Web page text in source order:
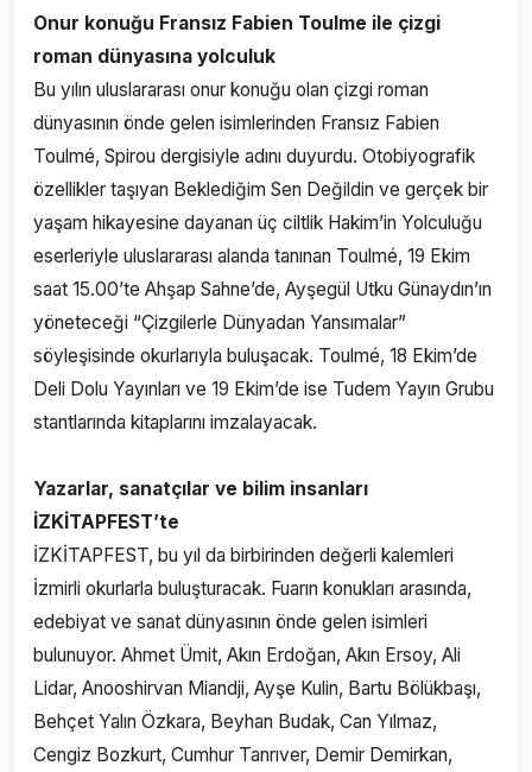
Onur konuğu Fransız Fabien Toulme ile çizgi
roman dünyasına yolculuk
Bu yılın uluslararası onur konuğu olan çizgi roman
dünyasının önde gelen isimlerinden Fransız Fabien
Toulmé, Spirou dergisiyle adını duyurdu. Otobiyografik
özellikler taşıyan Beklediğim Sen Değildin ve gerçek bir
yaşam hikayesine dayanan üç ciltlik Hakim’in Yolculuğu
eserleriyle uluslararası alanda tanınan Toulmé, 19 Ekim
saat 15.00’te Ahşap Sahne’de, Ayşegül Utku Günaydın’ın
yöneteceği “Çizgilerle Dünyadan Yansımalar”
söyleşisinde okurlarıyla buluşacak. Toulmé, 18 Ekim’de
Deli Dolu Yayınları ve 19 Ekim’de ise Tudem Yayın Grubu
stantlarında kitaplarını imzalayacak.
Yazarlar, sanatçılar ve bilim insanları
İZKİTAPFEST’te
İZKİTAPFEST, bu yıl da birbirinden değerli kalemleri
İzmirli okurlarla buluşturacak. Fuarın konukları arasında,
edebiyat ve sanat dünyasının önde gelen isimleri
bulunuyor. Ahmet Ümit, Akın Erdoğan, Akın Ersoy, Ali
Lidar, Anooshirvan Miandji, Ayşe Kulin, Bartu Bölükbaşı,
Behçet Yalın Özkara, Beyhan Budak, Can Yılmaz,
Cengiz Bozkurt, Cumhur Tanrıver, Demir Demirkan,